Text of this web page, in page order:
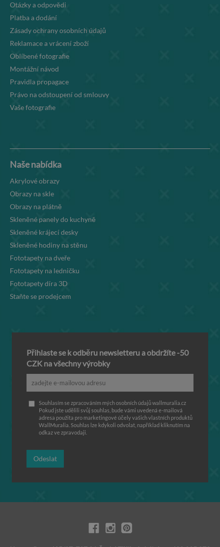
Otázky a odpovědi
Platba a dodání
Zásady ochrany osobních údajů
Reklamace a vrácení zboží
Oblíbené fotografie
Montážní návod
Pravidla propagace
Právo na odstoupení od smlouvy
Vaše fotografie
Naše nabídka
Akrylové obrazy
Obrazy na skle
Obrazy na plátně
Skleněné panely do kuchyně
Skleněné krájecí desky
Skleněné hodiny na stěnu
Fototapety na dveře
Fototapety na ledničku
Fototapety díra 3D
Staňte se prodejcem
Přihlaste se k odběru newsletteru a obdržíte -50
CZK na všechny výrobky
Souhlasím se zpracováním mých osobních údajů wallmuralia.cz
Pokud jste udělili svůj souhlas, bude vámi uvedená e-mailová
adresa použita pro marketingové účely vašich vlastních produktů
WallMuralia. Souhlas lze kdykoli odvolat, například kliknutím na
odkaz ve zpravodaji.
Odeslat